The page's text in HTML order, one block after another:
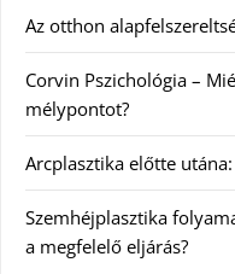
Az otthon
Corvin Pszichológia –
mélypontot?
Arcplasztika előtte
Szemhéjplasztika
a megfelelő eljárás?